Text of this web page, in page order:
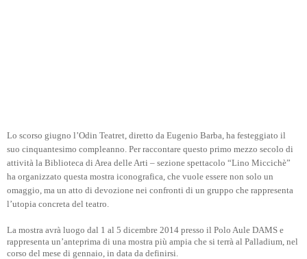
Lo scorso giugno l’Odin Teatret, diretto da Eugenio Barba, ha festeggiato il
suo cinquantesimo compleanno. Per raccontare questo primo mezzo secolo di
attività la Biblioteca di Area delle Arti – sezione spettacolo “Lino Miccichè”
ha organizzato questa mostra iconografica, che vuole essere non solo un
omaggio, ma un atto di devozione nei confronti di un gruppo che rappresenta
l’utopia concreta del teatro.
La mostra avrà luogo dal 1 al 5 dicembre 2014 presso il Polo Aule DAMS e
rappresenta un’anteprima di una mostra più ampia che si terrà al Palladium, nel
corso del mese di gennaio, in data da definirsi.